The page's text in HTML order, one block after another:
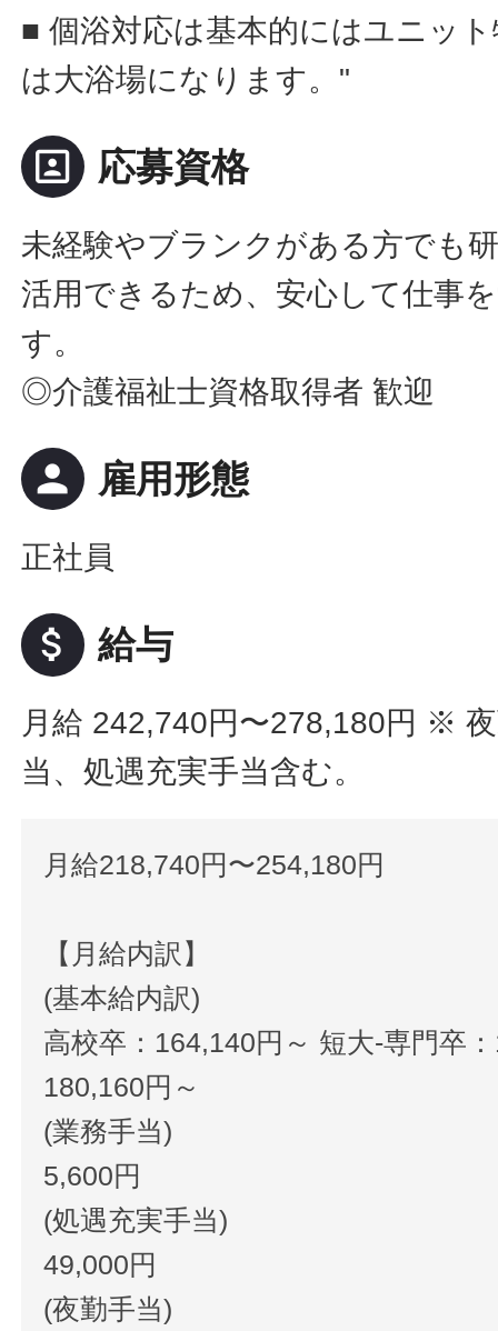
■ 個浴対応は基本的にはユニッ
は大浴場になります。"
portrait 応募資格
未経験やブランクがある方でも
活用できるため、安心して仕事
す。
◎介護福祉士資格取得者 歓迎
person 雇用形態
正社員
attach_money 給与
月給 242,740円〜278,180円 ※ 夜
当、処遇充実手当含む。
月給218,740円〜254,180円
【月給内訳】
(基本給内訳)
高校卒：164,140円～ 短大-専門卒
180,160円～
(業務手当)
5,600円
(処遇充実手当)
49,000円
(夜勤手当)